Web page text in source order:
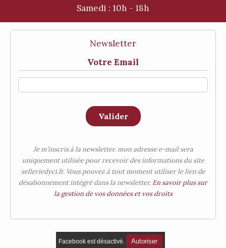
Samedi : 10h - 18h
Newsletter
Votre Email
Valider
Je m’inscris à la newsletter. mon adresse e-mail sera
uniquement utilisée pour recevoir des informations du site
selleriedyci.fr. Vous pouvez à tout moment utiliser le lien de
désabonnement intégré dans la newsletter. En savoir plus sur
la gestion de vos données et vos droits
Facebook est désactivé. Autoriser